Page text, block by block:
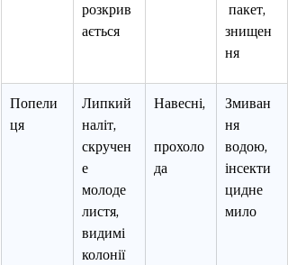
розкрив
ається
пакет,
знищен
ня
Попели
ця
Липкий
наліт,
скручен
е
молоде
листя,
видимі
колонії
Навесні,
прохоло
да
Змиван
ня
водою,
інсекти
цидне
мило